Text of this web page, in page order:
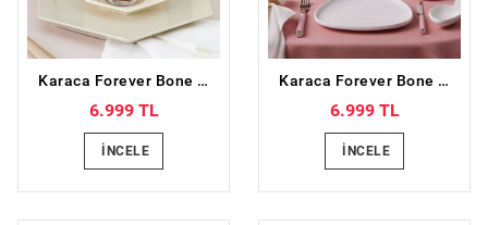
Karaca Forever Bone Puzzle 32 Parça 6 Kişilik Kahvaltı Takımı
6.999 TL
İNCELE
Karaca Forever Bone Miranda 26 Parça 6 Kişilik Kahvaltı Takımı
6.999 TL
İNCELE